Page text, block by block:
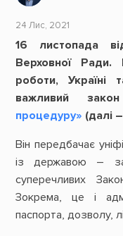
24 Лис, 2021
16 листопада
Верховної
роботи, Україні
важливий
процедуру» (далі
Він передбачає
із державою –
суперечливих
Зокрема, це і
паспорта, дозволу,